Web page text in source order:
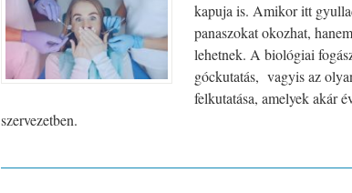
kapuja is. Amikor itt
panaszokat okozhat,
lehetnek. A biológiai
góckutatás, vagyis az
felkutatása, amelyek akár
szervezetben.